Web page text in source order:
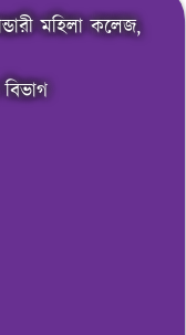
মহিলা কলেজ,